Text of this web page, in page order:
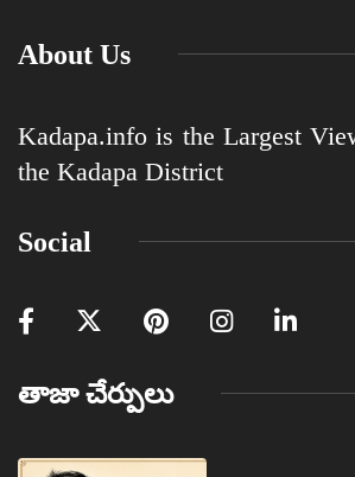
About Us
Kadapa.info is the Largest
the Kadapa District
Social
తాజా చేర్పులు